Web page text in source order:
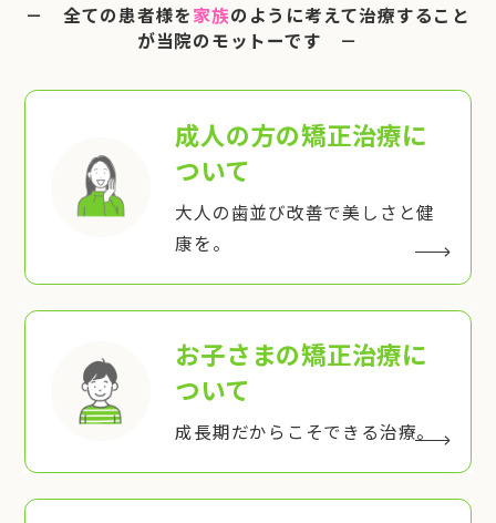
－ 全ての患者様を家族のように考えて治療すること
が当院のモットーです －
成人の方の矯正治療に
ついて
大人の歯並び改善で美しさと健
康を。
お子さまの矯正治療に
ついて
成長期だからこそできる治療。